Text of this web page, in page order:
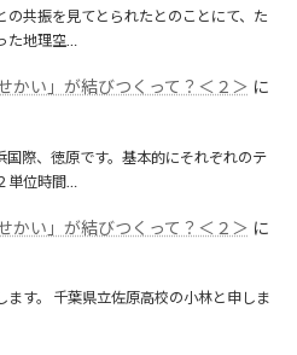
の共振を見てとられたとのことにて、た
た地理空…
かい」が結びつくって？＜２＞ に
国際、徳原です。基本的にそれぞれのテ
単位時間…
かい」が結びつくって？＜２＞ に
ます。 千葉県立佐原高校の小林と申しま